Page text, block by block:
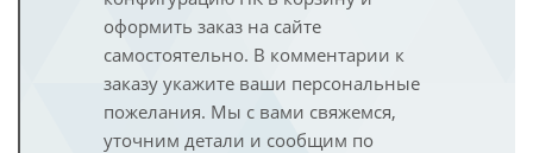
оформить заказ на сайте
самостоятельно. В комментарии к
заказу укажите ваши персональные
пожелания. Мы с вами свяжемся,
уточним детали и сообщим по